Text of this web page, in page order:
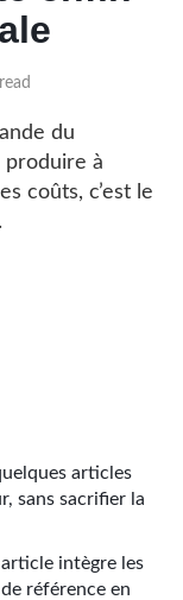
du
produire à
coûts, c’est le
articles
sans sacrifier la
intègre les
référence en